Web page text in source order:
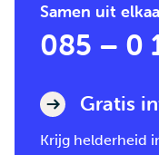
Samen uit
085 – 0
Gratis
Krijg helderheid